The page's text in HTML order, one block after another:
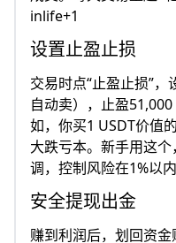
inlife+1
设置止盈止损
交易时点“止盈止损”
自动卖），止盈
如，你买1 USDT价值
大跌亏本。新手用这
调，控制风险在1%以内
安全提现出金
赚到利润后，划回资金